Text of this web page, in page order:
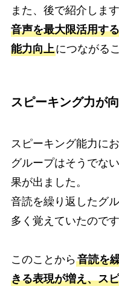
また、後で紹介しま
音声を最大限活用す
能力向上につながる
スピーキング力が
スピーキング能力に
グループはそうでな
果が出ました。
音読を繰り返したグ
多く覚えていたのです
このことから音読を
きる表現が増え、ス